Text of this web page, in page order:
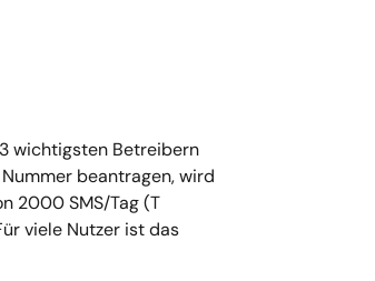
wichtigsten Betreibern
beantragen, wird
2000 SMS/Tag (T
viele Nutzer ist das